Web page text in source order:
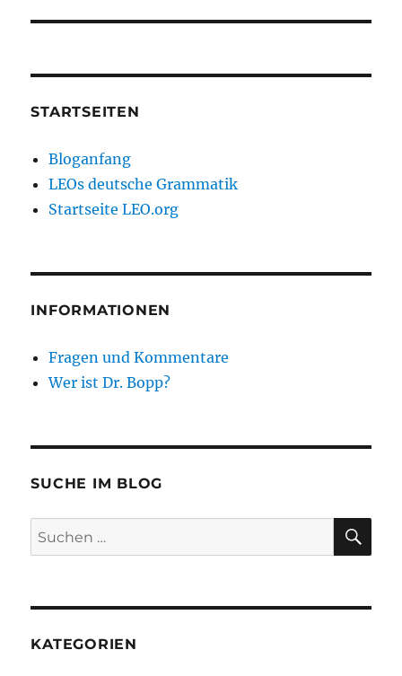
STARTSEITEN
Bloganfang
LEOs deutsche Grammatik
Startseite LEO.org
INFORMATIONEN
Fragen und Kommentare
Wer ist Dr. Bopp?
SUCHE IM BLOG
Suchen
nach:
KATEGORIEN